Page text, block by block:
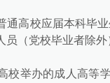
通高校应届本科毕
员（党校毕业者除
校举办的成人高等